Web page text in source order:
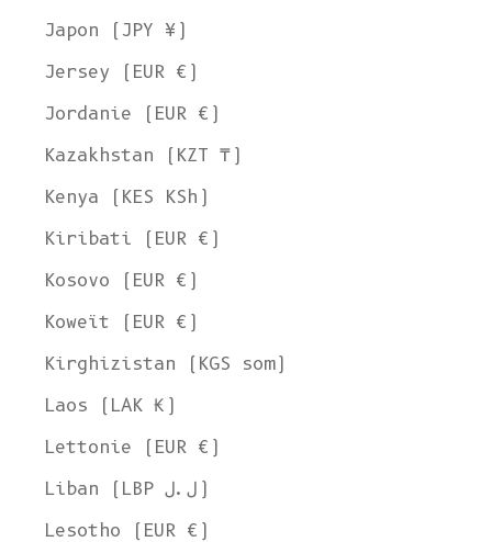
Japon (JPY ¥)
Jersey (EUR €)
Jordanie (EUR €)
Kazakhstan (KZT ₸)
Kenya (KES KSh)
Kiribati (EUR €)
Kosovo (EUR €)
Koweït (EUR €)
Kirghizistan (KGS som)
Laos (LAK ₭)
Lettonie (EUR €)
Liban (LBP ل.ل)
Lesotho (EUR €)